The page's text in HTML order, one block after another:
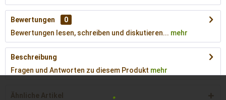
Bewertungen
0
Bewertungen lesen, schreiben und diskutieren... mehr
Beschreibung
Fragen und Antworten zu diesem Produkt mehr
Ähnliche Artikel